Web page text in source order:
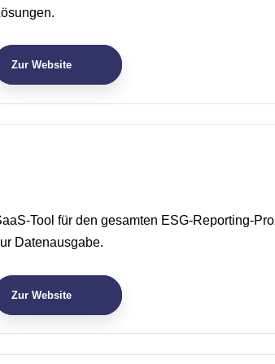
Zur Website
Tool für den gesamten ESG-Reporting-
Datenausgabe.
Zur Website